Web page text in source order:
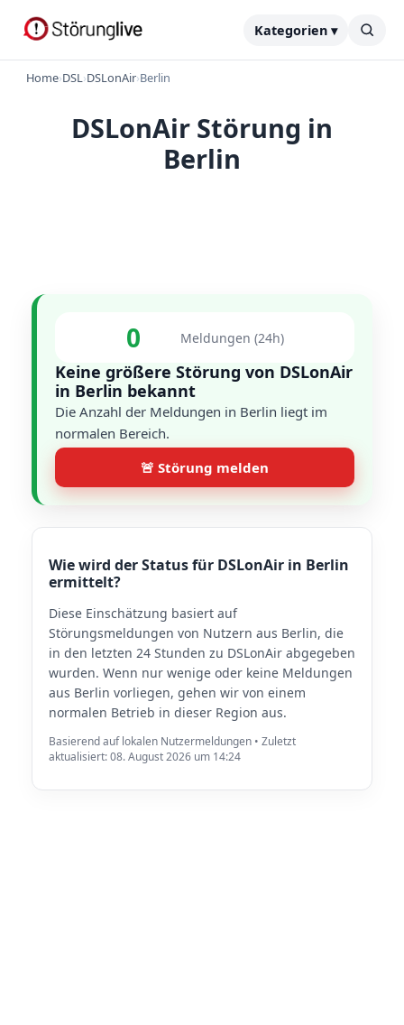
Kategorien ▾
Home›DSL›DSLonAir›Berlin
DSLonAir Störung in
Berlin
0 Meldungen (24h)
Keine größere Störung von DSLonAir
in Berlin bekannt
Die Anzahl der Meldungen in Berlin liegt im
normalen Bereich.
🚨 Störung melden
Wie wird der Status für DSLonAir in Berlin
ermittelt?
Diese Einschätzung basiert auf
Störungsmeldungen von Nutzern aus Berlin, die
in den letzten 24 Stunden zu DSLonAir abgegeben
wurden. Wenn nur wenige oder keine Meldungen
aus Berlin vorliegen, gehen wir von einem
normalen Betrieb in dieser Region aus.
Basierend auf lokalen Nutzermeldungen • Zuletzt
aktualisiert: 08. August 2026 um 14:24